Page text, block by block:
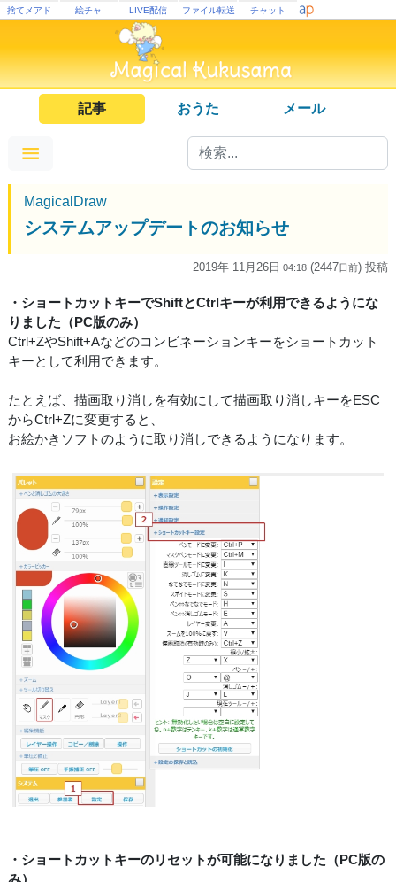
捨てメアド 絵チャ LIVE配信 ファイル転送 チャット
記事 おうた メール
MagicalDraw
システムアップデートのお知らせ
2019年 11月26日 04:18 (2447日前) 投稿
・ショートカットキーでShiftとCtrlキーが利用できるようにな
りました（PC版のみ）
Ctrl+ZやShift+Aなどのコンビネーションキーをショートカット
キーとして利用できます。
たとえば、描画取り消しを有効にして描画取り消しキーをESC
からCtrl+Zに変更すると、
お絵かきソフトのように取り消しできるようになります。
・ショートカットキーのリセットが可能になりました（PC版の
み）